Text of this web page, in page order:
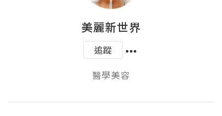
美麗新世界
追蹤
醫學美容